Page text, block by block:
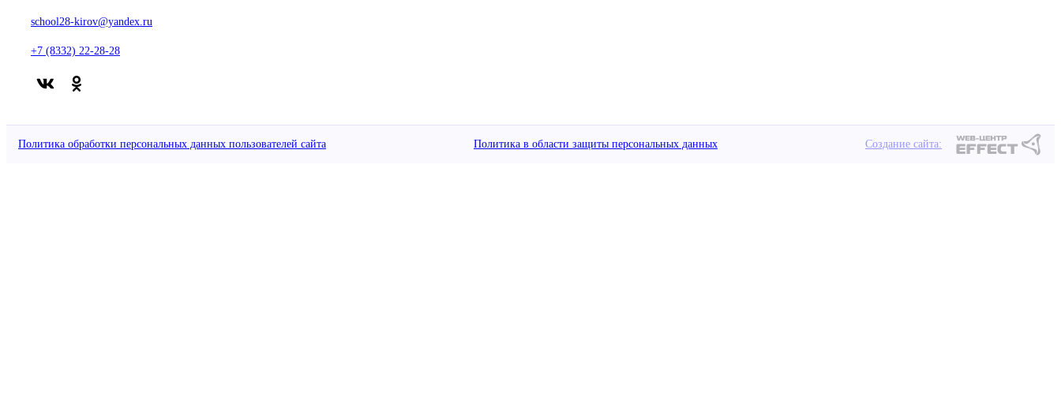
school28-kirov@yandex.ru
+7 (8332) 22-28-28
Политика обработки персональных данных пользователей сайта Политика в области защиты персональных данных Создание сайта: